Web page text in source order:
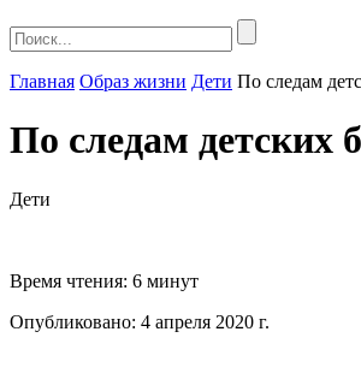
Главная Образ жизни Дети По следам
По следам детских
Дети
Время чтения: 6 минут
Опубликовано: 4 апреля 2020 г.